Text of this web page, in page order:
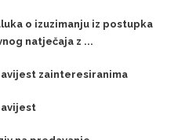
o izuzimanju iz postupka
natječaja z ...
zainteresiranima